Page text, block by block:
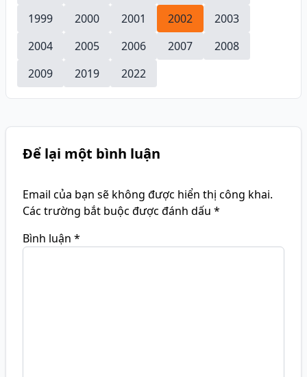
1999
2000 2001 2002
2003
2004
2005 2006 2007
2008
2009
2019 2022
Để lại một bình luận
Email của bạn sẽ không được hiển thị công khai.
Các trường bắt buộc được đánh dấu *
Bình luận *